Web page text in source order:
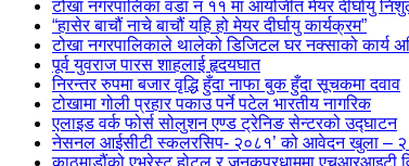
टोखा नगरपालिका वडा नं ११ मा आयोजीत मेयर दीर्घायु
“हासेर बाचौं नाचे बाचौं यहि हो मेयर दीर्घायु कार्यक्रम”
टोखा नगरपालिकाले थालेको डिजिटल घर नक्साको कार्य
पूर्व युवराज पारस शाहलाई हृदयघात
निरन्तर रुपमा बजार वृद्धि हुँदा नाफा बुक हुँदा सूचकमा दवाव
टोखामा गोली प्रहार पकाउ पर्ने पटेल भारतीय नागरिक
एलाइड वर्क फोर्स सोलुशन एण्ड ट्रेनिङ सेन्टरको उद्घाटन
नेसनल आईसीटी स्कलरसिप- २०८१’ को आवेदन खुला – २
काठमाडौंको एभरेस्ट होटल र जनकपुरधाममा एचआरआइटी